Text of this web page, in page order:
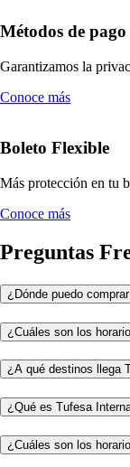
Métodos de pago
Garantizamos la
Conoce más
Boleto Flexible
Más protección en tu
Conoce más
Preguntas
¿Dónde puedo
¿Cuáles son los
¿A qué destinos llega
¿Qué es Tufesa
¿Cuáles son los